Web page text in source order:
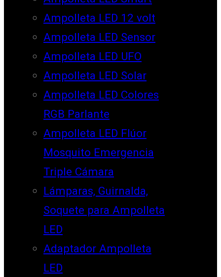
Ampolleta LED 12 volt
Ampolleta LED Sensor
Ampolleta LED UFO
Ampolleta LED Solar
Ampolleta LED Colores
RGB Parlante
Ampolleta LED Flúor
Mosquito Emergencia
Triple Cámara
Lámparas, Guirnalda,
Soquete para Ampolleta
LED
Adaptador Ampolleta
LED